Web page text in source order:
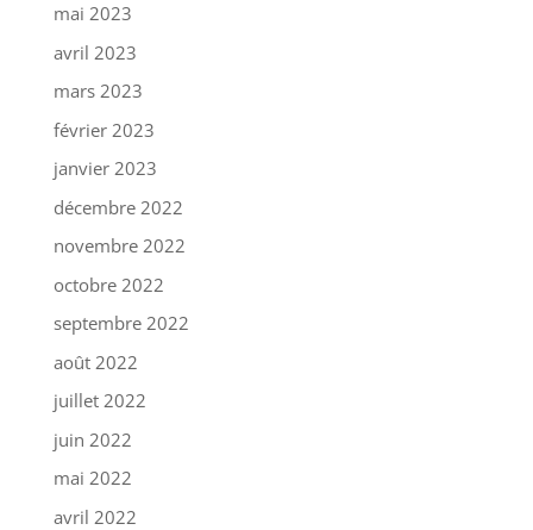
mai 2023
avril 2023
mars 2023
février 2023
janvier 2023
décembre 2022
novembre 2022
octobre 2022
septembre 2022
août 2022
juillet 2022
juin 2022
mai 2022
avril 2022